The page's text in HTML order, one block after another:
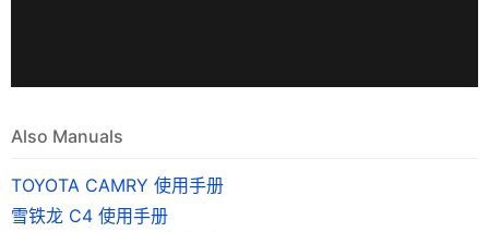
Also Manuals
TOYOTA CAMRY 使用手册
雪铁龙 C4 使用手册